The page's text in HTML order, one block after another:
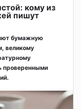
кому из
пишут
бумажную
великому
проверенными